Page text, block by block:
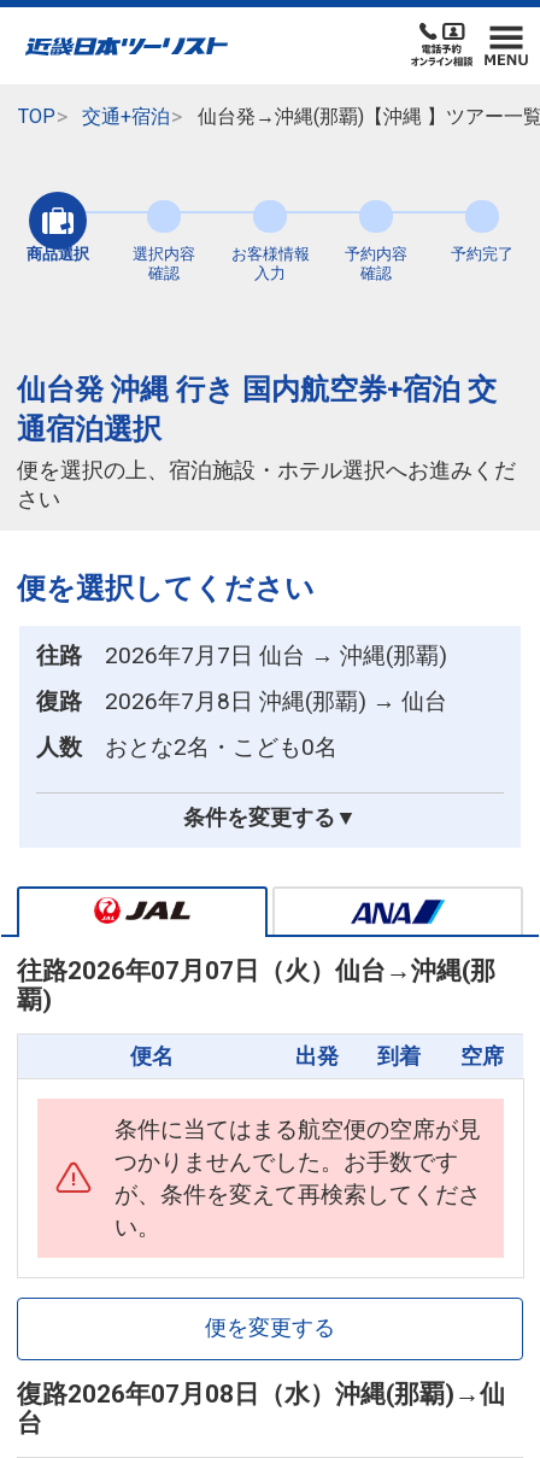
TOP 交通+宿泊 仙台発→沖縄(那覇)【沖縄 】ツアー一
商品選択
選択内容
確認
お客様情報
入力
予約内容
確認
予約完了
仙台発 沖縄 行き 国内航空券+宿泊 交
通宿泊選択
便を選択の上、宿泊施設・ホテル選択へお進みくだ
さい
便を選択してください
往路
2026年7月7日 仙台 → 沖縄(那覇)
復路
2026年7月8日 沖縄(那覇) → 仙台
人数
おとな2名・こども0名
条件を変更する▼
往路2026年07月07日（火） 仙台 →沖縄(那
覇)
便名 出発 到着 空席
条件に当てはまる航空便の空席が見
つかりませんでした。お手数です
が、条件を変えて再検索してくださ
い。
便を変更する
復路2026年07月08日（水） 沖縄(那覇) →仙
台